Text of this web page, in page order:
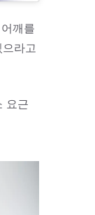
깨를
라고
요근